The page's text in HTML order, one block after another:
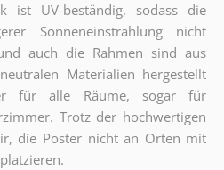
ist UV-beständig, sodass die
Sonneneinstrahlung nicht
auch die Rahmen sind aus
Materialien hergestellt
für alle Räume, sogar für
Trotz der hochwertigen
die Poster nicht an Orten mit